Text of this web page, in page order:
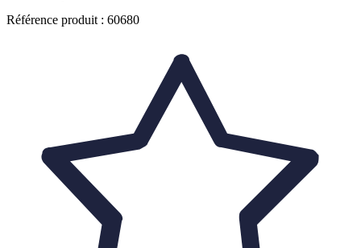
Référence produit : 60680